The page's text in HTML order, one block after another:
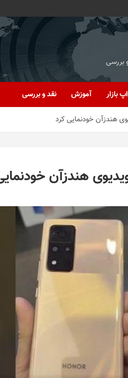
بررسی
اپ بازار آموزش نقد و بررسی